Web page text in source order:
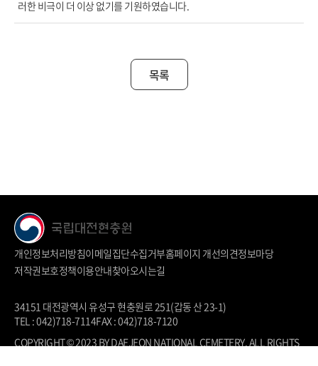
러한 비극이 더 이상 없기를 기원하였습니다.
목록
개인정보처리방침이메일집단수집거부홈페이지 개선의견정보마당
저작권보호정책이용안내찾아오시는길
34151 대전광역시 유성구 현충원로 251(갑동 산 23-1)
TEL : 042)718-7114FAX : 042)718-7120
COPYRIGHT © 2023 BY DAEJEON NATIONAL CEMETERY. ALL RIGHTS